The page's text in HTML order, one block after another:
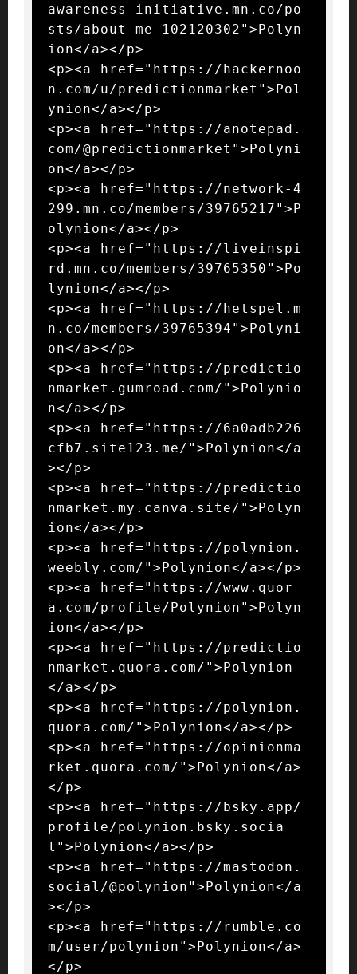
awareness-initiative.mn.co/po
sts/about-me-102120302">Polyn
ion</a></p>
<p><a href="https://hackernoo
n.com/u/predictionmarket">Pol
ynion</a></p>
<p><a href="https://anotepad.
com/@predictionmarket">Polyni
on</a></p>
<p><a href="https://network-4
299.mn.co/members/39765217">P
olynion</a></p>
<p><a href="https://liveinspi
rd.mn.co/members/39765350">Po
lynion</a></p>
<p><a href="https://hetspel.m
n.co/members/39765394">Polyni
on</a></p>
<p><a href="https://predictio
nmarket.gumroad.com/">Polynio
n</a></p>
<p><a href="https://6a0adb226
cfb7.site123.me/">Polynion</a
></p>
<p><a href="https://predictio
nmarket.my.canva.site/">Polyn
ion</a></p>
<p><a href="https://polynion.
weebly.com/">Polynion</a></p>
<p><a href="https://www.quor
a.com/profile/Polynion">Polyn
ion</a></p>
<p><a href="https://predictio
nmarket.quora.com/">Polynion
</a></p>
<p><a href="https://polynion.
quora.com/">Polynion</a></p>
<p><a href="https://opinionma
rket.quora.com/">Polynion</a>
</p>
<p><a href="https://bsky.app/
profile/polynion.bsky.socia
l">Polynion</a></p>
<p><a href="https://mastodon.
social/@polynion">Polynion</a
></p>
<p><a href="https://rumble.co
m/user/polynion">Polynion</a>
</p>